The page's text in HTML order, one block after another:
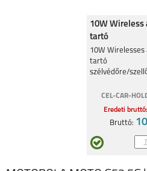
10W Wireless
tartó
szélvédőre/
10W Wirelesses
tartó
szélvédőre/
CEL-CAR-
Eredeti
Bruttó: